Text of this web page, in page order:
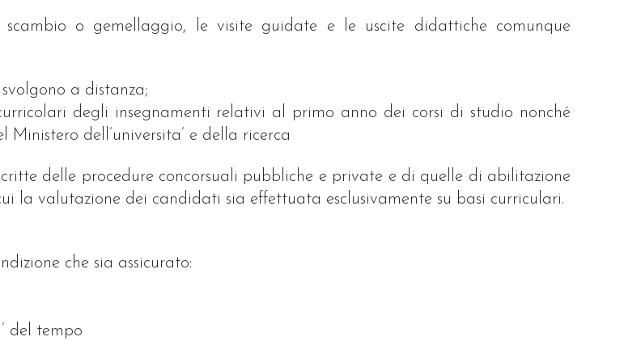
o gemellaggio, le visite guidate e le uscite didattiche comunque
a distanza;
degli insegnamenti relativi al primo anno dei corsi di studio nonché
dell’universita’ e della ricerca
delle procedure concorsuali pubbliche e private e di quelle di abilitazione
la valutazione dei candidati sia effettuata esclusivamente su basi curriculari.
che sia assicurato:
del tempo